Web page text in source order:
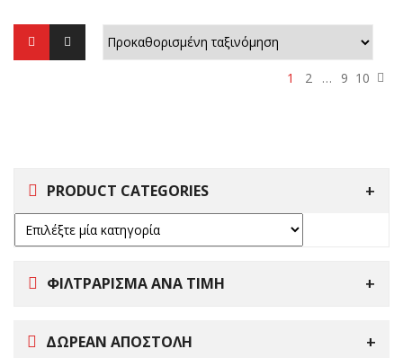
PRODUCT CATEGORIES
ΦΙΛΤΡΑΡΙΣΜΑ ΑΝΑ ΤΙΜΗ
ΔΩΡΕΑΝ ΑΠΟΣΤΟΛΗ
1 2 … 9 10